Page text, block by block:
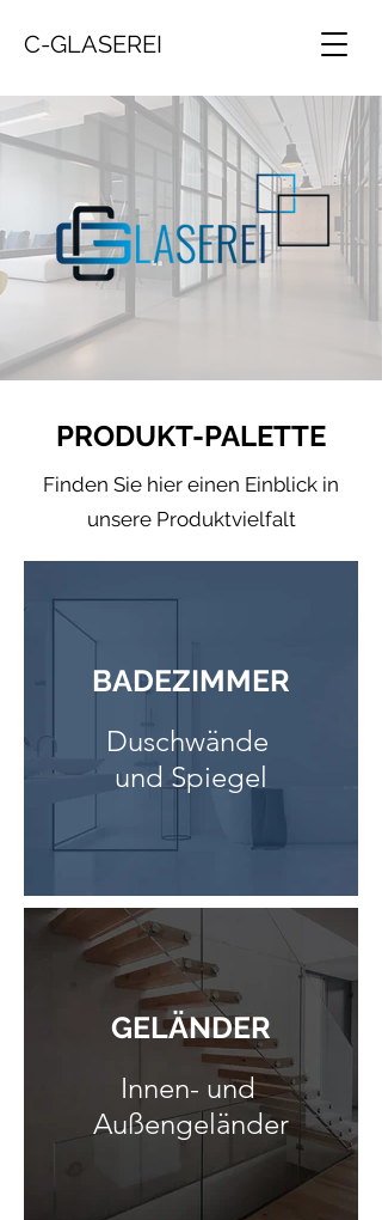
C-GLASEREI
PRODUKT-PALETTE
Finden Sie hier einen Einblick in
unsere Produktvielfalt
BADEZIMMER
Duschwände
und Spiegel
GELÄNDER
Innen- und
Außengeländer